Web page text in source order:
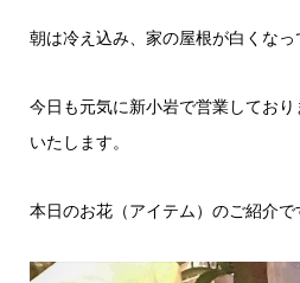
朝は冷え込み、家の屋根が白くなっ
今日も元気に新小岩で営業してお
いたします。
本日のお花（アイテム）のご紹介で